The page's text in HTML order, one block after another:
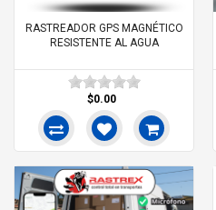
RASTREADOR GPS MAGNÉTICO
RESISTENTE AL AGUA
$0.00